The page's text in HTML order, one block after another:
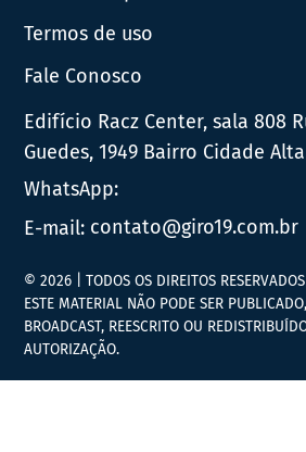
Termos de uso
Fale Conosco
Edifício Racz Center, sala 808
Guedes, 1949 Bairro Cidade Alta
WhatsApp:
E-mail: contato@giro19.com.br
© 2026 | TODOS OS DIREITOS
ESTE MATERIAL NÃO PODE SER
BROADCAST, REESCRITO OU
AUTORIZAÇÃO.